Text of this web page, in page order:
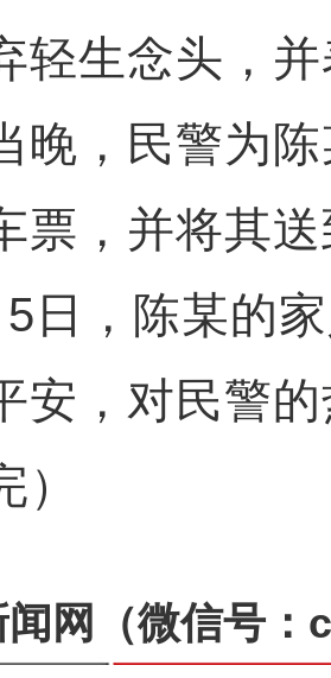
轻生念头，
晚，民警为
票，并将其
，陈某的家
安，对民警
网 （微信号